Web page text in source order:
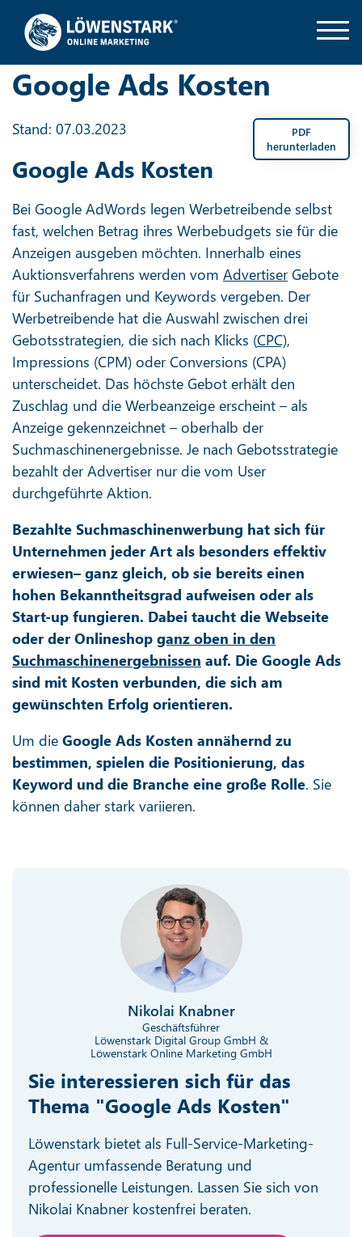
Google Ads Kosten
PDF
herunterladen
Stand: 07.03.2023
Google Ads Kosten
Bei Google AdWords legen Werbetreibende selbst
fast, welchen Betrag ihres Werbebudgets sie für die
Anzeigen ausgeben möchten. Innerhalb eines
Auktionsverfahrens werden vom AdvertiserGebote
für Suchanfragen und Keywords vergeben. Der
Werbetreibende hat die Auswahl zwischen drei
Gebotsstrategien, die sich nach Klicks (CPC),
Impressions (CPM) oder Conversions (CPA)
unterscheidet. Das höchste Gebot erhält den
Zuschlag und die Werbeanzeige erscheint – als
Anzeige gekennzeichnet – oberhalb der
Suchmaschinenergebnisse. Je nach Gebotsstrategie
bezahlt der Advertiser nur die vom User
durchgeführte Aktion.
Bezahlte Suchmaschinenwerbung hat sich für
Unternehmen jeder Art als besonders effektiv
erwiesen– ganz gleich, ob sie bereits einen
hohen Bekanntheitsgrad aufweisen oder als
Start-up fungieren. Dabei taucht die Webseite
oder der Onlineshop ganz oben in den
Suchmaschinenergebnissen auf. Die Google Ads
sind mit Kosten verbunden, die sich am
gewünschten Erfolg orientieren.
Um die Google Ads Kosten annähernd zu
bestimmen, spielen die Positionierung, das
Keyword und die Branche eine große Rolle. Sie
können daher stark variieren.
Nikolai Knabner
Geschäftsführer
Löwenstark Digital Group GmbH &
Löwenstark Online Marketing GmbH
Sie interessieren sich für das
Thema "Google Ads Kosten"
Löwenstark bietet als Full-Service-Marketing-
Agentur umfassende Beratung und
professionelle Leistungen. Lassen Sie sich von
Nikolai Knabner kostenfrei beraten.